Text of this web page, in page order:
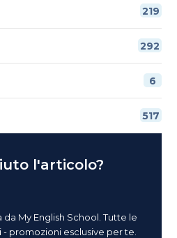
219
292
6
517
l'articolo?
My English School. Tutte le
promozioni esclusive per te.